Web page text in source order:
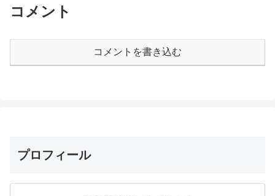
コメント
コメントを書き込む
プロフィール